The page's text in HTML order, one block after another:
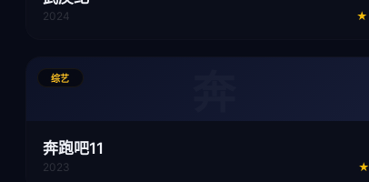
2024 ★
综艺
奔跑吧11
2023 ★